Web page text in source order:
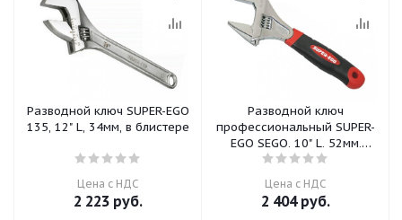
Разводной ключ SUPER-EGO
135, 12" L, 34мм, в блистере
Цена с НДС
2 223 руб.
Разводной ключ
профессиональный SUPER-
EGO SEGO, 10" L, 52мм,
спец.ручка
Цена с НДС
2 404руб.